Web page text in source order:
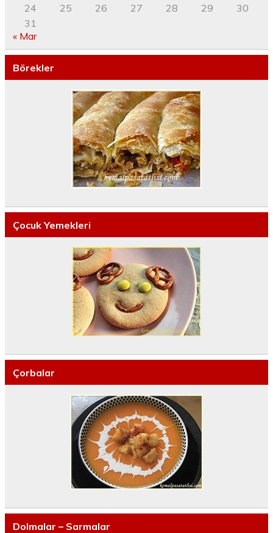
24
25 26 27 28 29
30
31
« Mar
Börekler
Çocuk Yemekleri
Çorbalar
Dolmalar – Sarmalar